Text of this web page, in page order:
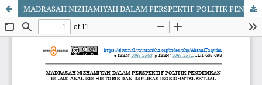
MADRASAH NIZHAMIYAH DALAM PERSPEKTIF POLITIK PENDIDIKAN ISLAM: ANALISIS HISTORIS DAN IMPLIKASI SOSIO-INTELEKTUAL